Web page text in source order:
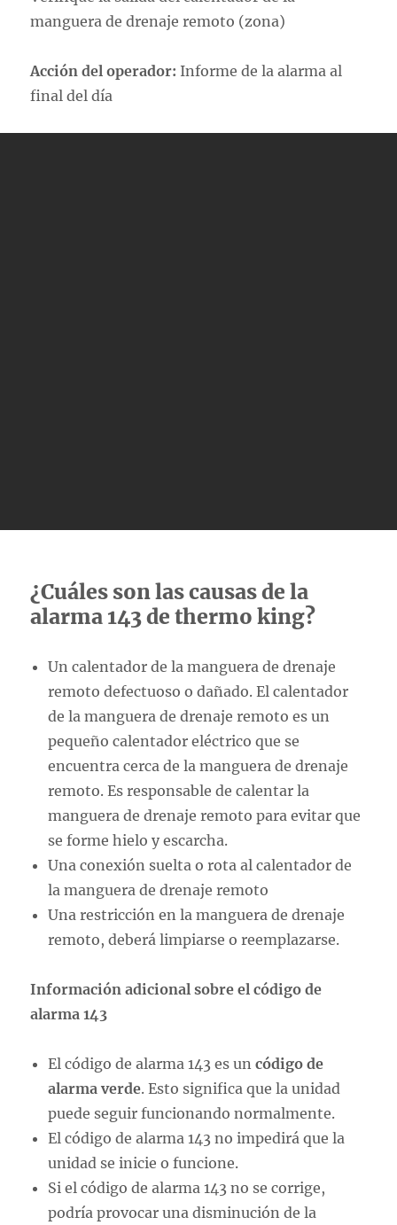
manguera de drenaje remoto (zona)
Acción del operador: Informe de la alarma al
final del día
¿Cuáles son las causas de la
alarma 143 de thermo king?
Un calentador de la manguera de drenaje
remoto defectuoso o dañado. El calentador
de la manguera de drenaje remoto es un
pequeño calentador eléctrico que se
encuentra cerca de la manguera de drenaje
remoto. Es responsable de calentar la
manguera de drenaje remoto para evitar que
se forme hielo y escarcha.
Una conexión suelta o rota al calentador de
la manguera de drenaje remoto
Una restricción en la manguera de drenaje
remoto, deberá limpiarse o reemplazarse.
Información adicional sobre el código de
alarma 143
El código de alarma 143 es uncódigo de
alarma verde. Esto significa que la unidad
puede seguir funcionando normalmente.
El código de alarma 143 no impedirá que la
unidad se inicie o funcione.
Si el código de alarma 143 no se corrige,
podría provocar una disminución de la